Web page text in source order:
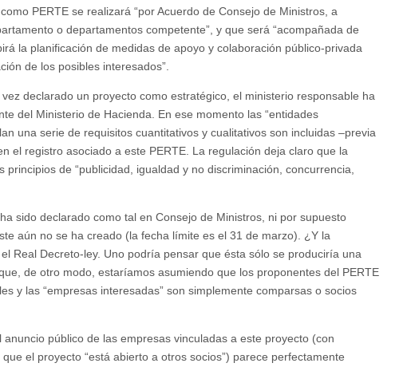
PERTE se realizará “por Acuerdo de Consejo de Ministros, a
o departamentos competente”, y que será “acompañada de
la planificación de medidas de apoyo y colaboración público-privada
de los posibles interesados”.
declarado un proyecto como estratégico, el ministerio responsable ha
del Ministerio de Hacienda. En ese momento las “entidades
una serie de requisitos cuantitativos y cualitativos son incluidas –previa
el registro asociado a este PERTE. La regulación deja claro que la
de “publicidad, igualdad y no discriminación, concurrencia,
sido declarado como tal en Consejo de Ministros, ni por supuesto
aún no se ha creado (la fecha límite es el 31 de marzo). ¿Y la
Real Decreto-ley. Uno podría pensar que ésta sólo se produciría una
de otro modo, estaríamos asumiendo que los proponentes del PERTE
y las “empresas interesadas” son simplemente comparsas o socios
público de las empresas vinculadas a este proyecto (con
el proyecto “está abierto a otros socios”) parece perfectamente